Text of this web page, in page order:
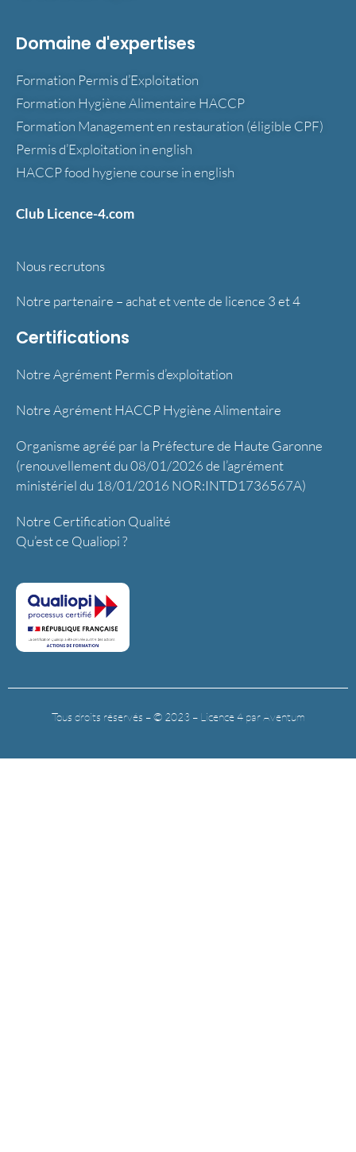
Domaine d'expertises
Formation Permis d’Exploitation
Formation Hygiène Alimentaire HACCP
Formation Management en restauration (éligible CPF)
Permis d’Exploitation in english
HACCP food hygiene course in english
Club Licence-4.com
Nous recrutons
Notre partenaire – achat et vente de licence 3 et 4
Certifications
Notre Agrément Permis d’exploitation
Notre Agrément HACCP Hygiène Alimentaire
Organisme agréé par la Préfecture de Haute Garonne
(renouvellement du 08/01/2026 de l’agrément
ministériel du 18/01/2016 NOR:INTD1736567A)
Notre Certification Qualité
Qu’est ce Qualiopi ?
Tous droits réservés – © 2023 – Licence 4 par Aventum